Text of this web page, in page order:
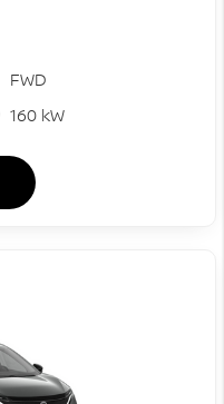
FWD
160 kW